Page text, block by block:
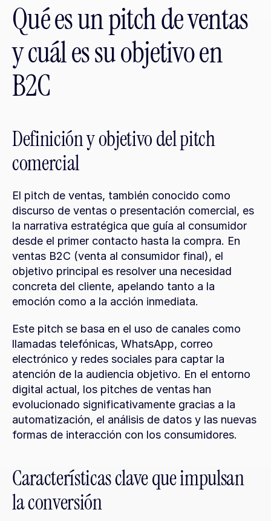
Qué es un pitch de ventas
y cuál es su objetivo en
B2C
Definición y objetivo del pitch
comercial
El pitch de ventas, también conocido como
discurso de ventas o presentación comercial, es
la narrativa estratégica que guía al consumidor
desde el primer contacto hasta la compra. En
ventas B2C (venta al consumidor final), el
objetivo principal es resolver una necesidad
concreta del cliente, apelando tanto a la
emoción como a la acción inmediata.
Este pitch se basa en el uso de canales como
llamadas telefónicas, WhatsApp, correo
electrónico y redes sociales para captar la
atención de la audiencia objetivo. En el entorno
digital actual, los pitches de ventas han
evolucionado significativamente gracias a la
automatización, el análisis de datos y las nuevas
formas de interacción con los consumidores.
Características clave que impulsan
la conversión